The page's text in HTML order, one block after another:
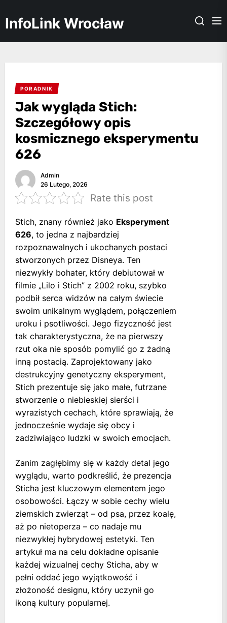
to
the
content
InfoLink Wrocław
PORADNIK
Jak wygląda Stich:
Szczegółowy opis
kosmicznego eksperymentu
626
Admin
26 Lutego, 2026
Rate this post
Stich, znany również jako Eksperyment
626, to jedna z najbardziej
rozpoznawalnych i ukochanych postaci
stworzonych przez Disneya. Ten
niezwykły bohater, który debiutował w
filmie „Lilo i Stich” z 2002 roku, szybko
podbił serca widzów na całym świecie
swoim unikalnym wyglądem, połączeniem
uroku i psotliwości. Jego fizyczność jest
tak charakterystyczna, że na pierwszy
rzut oka nie sposób pomylić go z żadną
inną postacią. Zaprojektowany jako
destrukcyjny genetyczny eksperyment,
Stich prezentuje się jako małe, futrzane
stworzenie o niebieskiej sierści i
wyrazistych cechach, które sprawiają, że
jednocześnie wydaje się obcy i
zadziwiająco ludzki w swoich emocjach.
Zanim zagłębimy się w każdy detal jego
wyglądu, warto podkreślić, że prezencja
Sticha jest kluczowym elementem jego
osobowości. Łączy w sobie cechy wielu
ziemskich zwierząt – od psa, przez koalę,
aż po nietoperza – co nadaje mu
niezwykłej hybrydowej estetyki. Ten
artykuł ma na celu dokładne opisanie
każdej wizualnej cechy Sticha, aby w
pełni oddać jego wyjątkowość i
złożoność designu, który uczynił go
ikoną kultury popularnej.